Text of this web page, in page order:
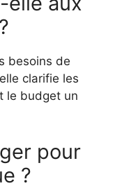
besoins de
clarifie les
le budget un
pour
?